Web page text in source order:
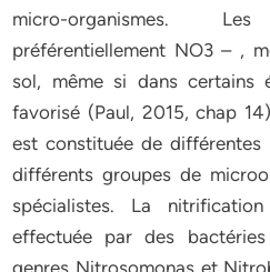
micro-organismes.
préférentiellement NO3 – ,
sol, même si dans certains
favorisé (Paul, 2015, chap
est constituée de différentes
différents groupes de
spécialistes. La
effectuée par des
genres Nitrosomonas et